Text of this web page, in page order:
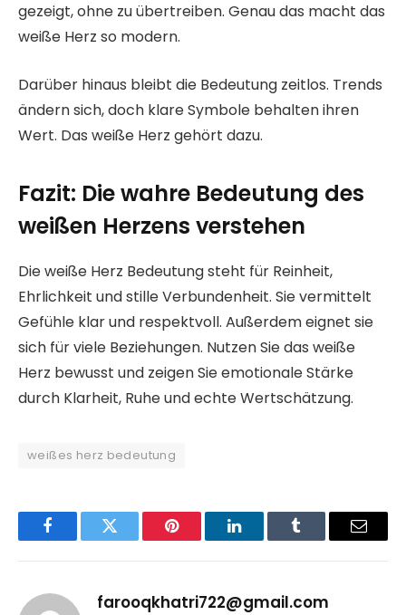
gezeigt, ohne zu übertreiben. Genau das macht das
weiße Herz so modern.
Darüber hinaus bleibt die Bedeutung zeitlos. Trends
ändern sich, doch klare Symbole behalten ihren
Wert. Das weiße Herz gehört dazu.
Fazit: Die wahre Bedeutung des
weißen Herzens verstehen
Die weiße Herz Bedeutung steht für Reinheit,
Ehrlichkeit und stille Verbundenheit. Sie vermittelt
Gefühle klar und respektvoll. Außerdem eignet sie
sich für viele Beziehungen. Nutzen Sie das weiße
Herz bewusst und zeigen Sie emotionale Stärke
durch Klarheit, Ruhe und echte Wertschätzung.
weißes herz bedeutung
FacebookTwitter Pinterest LinkedInTumblr Email
farooqkhatri722@gmail.com